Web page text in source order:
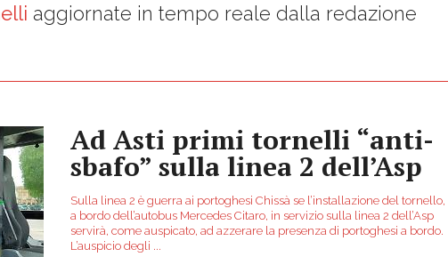
aggiornate in tempo reale dalla redazione
Ad Asti primi tornelli “anti-
sbafo” sulla linea 2 dell’Asp
Sulla linea 2 è guerra ai portoghesi Chissà se l’installazione del tornello,
a bordo dell’autobus Mercedes Citaro, in servizio sulla linea 2 dell’Asp
servirà, come auspicato, ad azzerare la presenza di portoghesi a bordo.
L’auspicio degli